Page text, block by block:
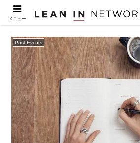
Lean In
Past Events
メニュー